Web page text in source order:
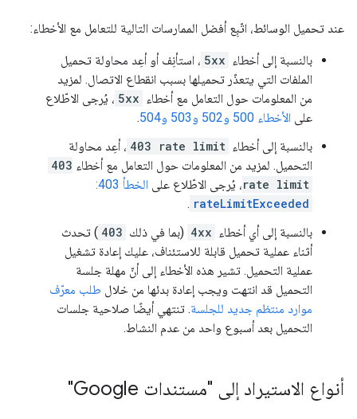
عند تحميل الوسائط، اتّبِع أفضل الممارسات التالية للتعامل مع الأخطاء:
بالنسبة إلى أخطاء 5xx ، استأنِف أو أعِد محاولة تحميل
الملفات التي يتعذّر تحميلها بسبب انقطاع الاتصال. لمزيد
من المعلومات حول التعامل مع أخطاء 5xx ، يُرجى الاطّلاع
على الأخطاء 500 و502 و503 و504
.
بالنسبة إلى أخطاء 403 rate limit ، أعِد محاولة
التحميل. لمزيد من المعلومات حول التعامل مع أخطاء 403
rate limit، يُرجى الاطّلاع على الخطأ 403:
rateLimitExceeded
.
بالنسبة إلى أي أخطاء 4xx (بما في ذلك 403 ) تحدث
أثناء عملية تحميل قابلة للاستئناف، عليك إعادة تشغيل
عملية التحميل. تشير هذه الأخطاء إلى أنّ مهلة جلسة
التحميل قد انتهت ويجب إعادة بدئها من خلال طلب معرّف
موارد منتظم جديد للجلسة. تنتهي أيضًا صلاحية جلسات
التحميل بعد أسبوع واحد من عدم النشاط.
أنواع الاستيراد إلى "مستندات Google"